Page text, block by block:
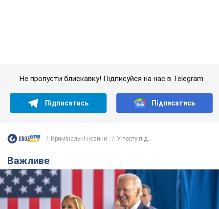
Дружина тяжкохворого Джо Байдена назвала
перший симптом, який сигналізував про його
"агресивний" рак
Спершу лікарі не надали цьому належної уваги